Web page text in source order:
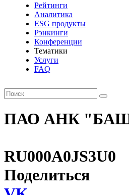
Рейтинги
Аналитика
ESG продукты
Рэнкинги
Конференции
Тематики
Услуги
FAQ
ПАО АНК
RU000A0JS3U0
Поделиться